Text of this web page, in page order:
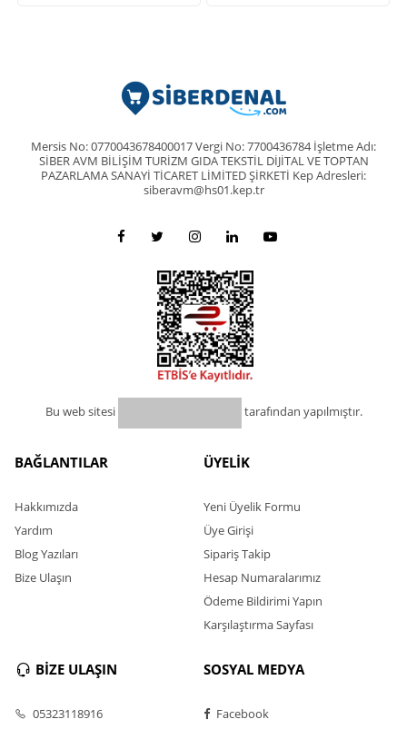
Mersis No: 0770043678400017 Vergi No: 7700436784 İşletme Adı:
SİBER AVM BİLİŞİM TURİZM GIDA TEKSTİL DİJİTAL VE TOPTAN
PAZARLAMA SANAYİ TİCARET LİMİTED ŞİRKETİ Kep Adresleri:
siberavm@hs01.kep.tr
Bu web sitesi tarafından yapılmıştır.
BAĞLANTILAR
Hakkımızda
Yardım
Blog Yazıları
Bize Ulaşın
ÜYELİK
Yeni Üyelik Formu
Üye Girişi
Sipariş Takip
Hesap Numaralarımız
Ödeme Bildirimi Yapın
Karşılaştırma Sayfası
BİZE ULAŞIN
05323118916
SOSYAL MEDYA
Facebook